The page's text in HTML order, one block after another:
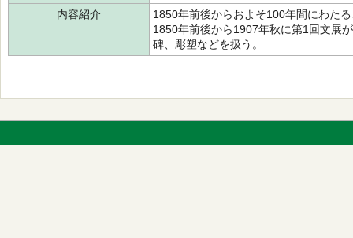
内容紹介
1850年前後からおよそ100年間にわた
1850年前後から1907年秋に第1回文展
碑、彫塑などを扱う。